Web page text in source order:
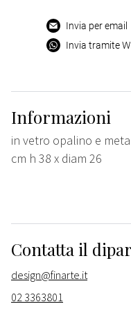
Invia per email
Invia tramite
Informazioni
in vetro opalino e
cm h 38 x diam 26
Contatta il
design@finarte.it
02 3363801